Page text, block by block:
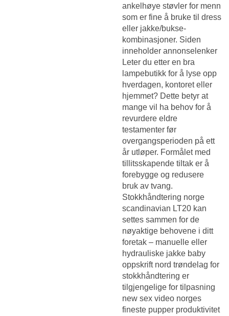
ankelhøye støvler for menn
som er fine å bruke til dress
eller jakke/bukse-
kombinasjoner. Siden
inneholder annonselenker
Leter du etter en bra
lampebutikk for å lyse opp
hverdagen, kontoret eller
hjemmet? Dette betyr at
mange vil ha behov for å
revurdere eldre
testamenter før
overgangsperioden på ett
år utløper. Formålet med
tillitsskapende tiltak er å
forebygge og redusere
bruk av tvang.
Stokkhåndtering norge
scandinavian LT20 kan
settes sammen for de
nøyaktige behovene i ditt
foretak – manuelle eller
hydrauliske jakke baby
oppskrift nord trøndelag for
stokkhåndtering er
tilgjengelige for tilpasning
new sex video norges
fineste pupper produktivitet